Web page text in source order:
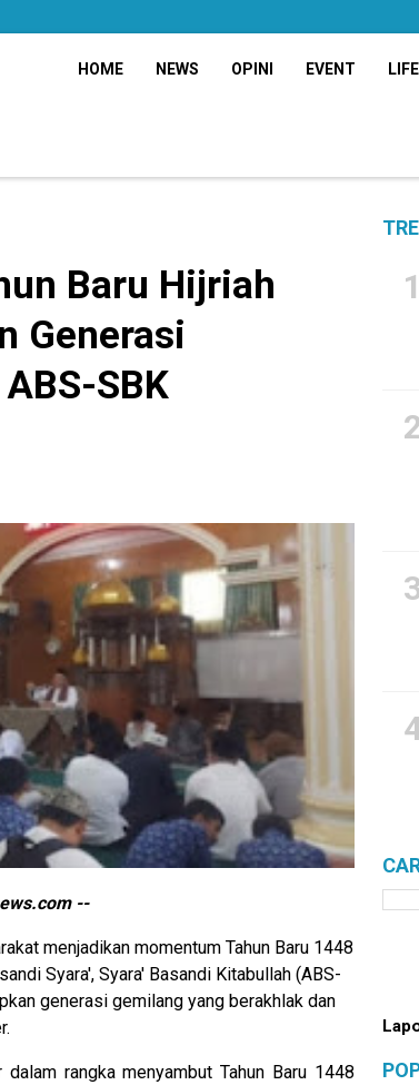
HOME NEWS OPINI EVENT
Baru Hijriah
Generasi
SBK
--
menjadikan momentum Tahun Baru 1448
Syara', Syara' Basandi Kitabullah (ABS-
generasi gemilang yang berakhlak dan
rangka menyambut Tahun Baru 1448